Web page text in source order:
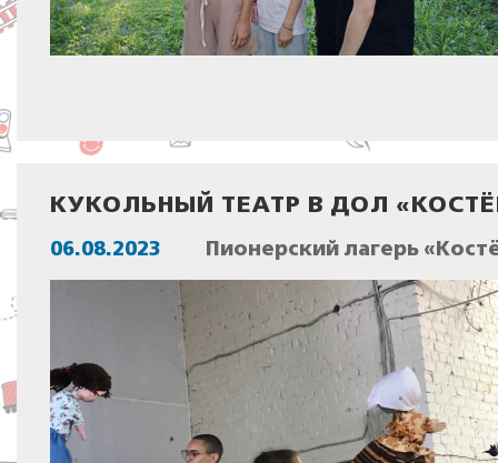
КУКОЛЬНЫЙ ТЕАТР В ДОЛ
06.08.2023 Пионерский лагерь